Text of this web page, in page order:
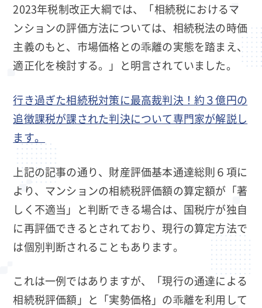
2023年税制改正大綱では、「相続税におけるマ
ンションの評価方法については、相続税法の時価
主義のもと、市場価格との乖離の実態を踏まえ、
適正化を検討する。」と明言されていました。
行き過ぎた相続税対策に最高裁判決！約３億円の
追徴課税が課された判決について専門家が解説し
ます。
上記の記事の通り、財産評価基本通達総則６項に
より、マンションの相続税評価額の算定額が「著
しく不適当」と判断できる場合は、国税庁が独自
に再評価できるとされており、現行の算定方法で
は個別判断されることもあります。
これは一例ではありますが、「現行の通達による
相続税評価額」と「実勢価格」の乖離を利用して